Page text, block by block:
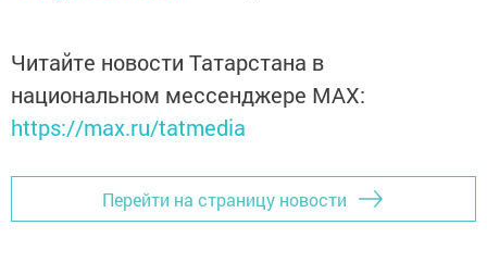
Читайте новости Татарстана в
национальном мессенджере MАХ:
https://max.ru/tatmedia
Перейти на страницу новости